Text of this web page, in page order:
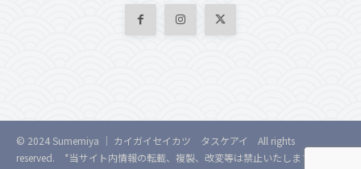
© 2024Sumemiya ｜ カイガイセイカツ タスケアイ All rights
reserved. *当サイト内情報の転載、複製、改変等は禁止いたします。